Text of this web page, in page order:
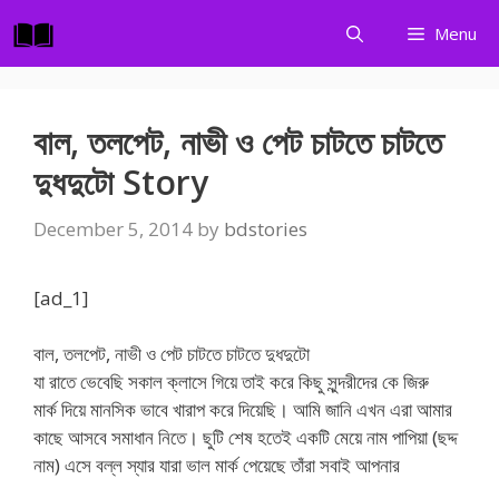
to
content
Menu
বাল, তলপেট, নাভী ও পেট চাটতে চাটতে
দুধদুটো Story
December 5, 2014 by bdstories
[ad_1]
বাল, তলপেট, নাভী ও পেট চাটতে চাটতে দুধদুটো
যা রাতে ভেবেছি সকাল ক্লাসে গিয়ে তাই করে কিছু সুন্দরীদের কে জিরু
মার্ক দিয়ে মানসিক ভাবে খারাপ করে দিয়েছি। আমি জানি এখন এরা আমার
কাছে আসবে সমাধান নিতে। ছুটি শেষ হতেই একটি মেয়ে নাম পাপিয়া (ছদ্দ
নাম) এসে বল্ল স্যার যারা ভাল মার্ক পেয়েছে তাঁরা সবাই আপনার